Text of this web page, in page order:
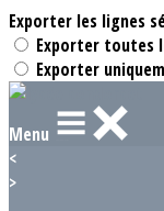
Exporter les lignes
Exporter toutes
Exporter
Menu
<
>